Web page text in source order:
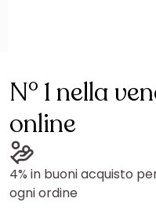
N° 1 nella
online
4% in buoni acquisto
ogni ordine